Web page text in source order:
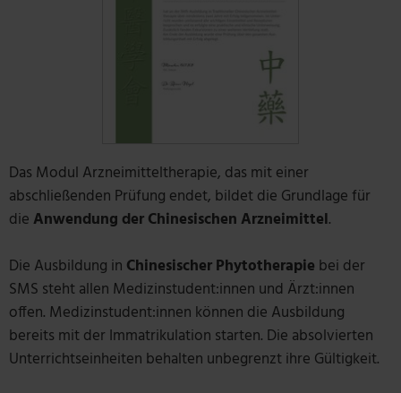
Das Modul Arzneimitteltherapie, das mit einer
abschließenden Prüfung endet, bildet die Grundlage für
die Anwendung der Chinesischen Arzneimittel.
Die Ausbildung in Chinesischer Phytotherapie bei der
SMS steht allen Medizinstudent:innen und Ärzt:innen
offen. Medizinstudent:innen können die Ausbildung
bereits mit der Immatrikulation starten. Die absolvierten
Unterrichtseinheiten behalten unbegrenzt ihre Gültigkeit.